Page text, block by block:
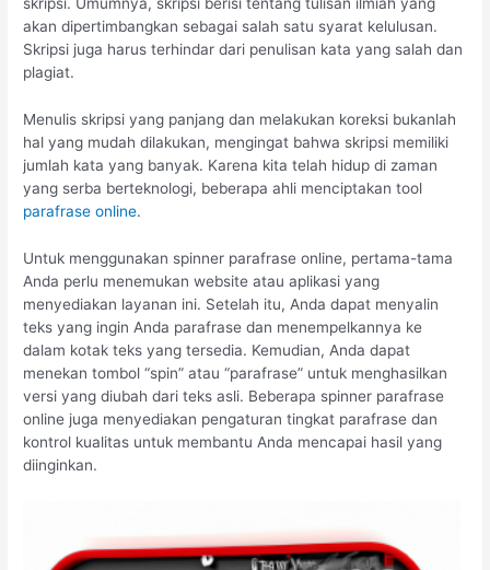
akan dipertimbangkan sebagai salah satu syarat kelulusan.
Skripsi juga harus terhindar dari penulisan kata yang salah dan
plagiat.
Menulis skripsi yang panjang dan melakukan koreksi bukanlah
hal yang mudah dilakukan, mengingat bahwa skripsi memiliki
jumlah kata yang banyak. Karena kita telah hidup di zaman
yang serba berteknologi, beberapa ahli menciptakan tool
parafrase online.
Untuk menggunakan spinner parafrase online, pertama-tama
Anda perlu menemukan website atau aplikasi yang
menyediakan layanan ini. Setelah itu, Anda dapat menyalin
teks yang ingin Anda parafrase dan menempelkannya ke
dalam kotak teks yang tersedia. Kemudian, Anda dapat
menekan tombol “spin” atau “parafrase” untuk menghasilkan
versi yang diubah dari teks asli. Beberapa spinner parafrase
online juga menyediakan pengaturan tingkat parafrase dan
kontrol kualitas untuk membantu Anda mencapai hasil yang
diinginkan.